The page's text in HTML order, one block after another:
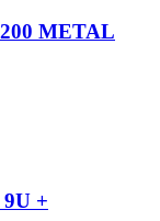
METAL
+